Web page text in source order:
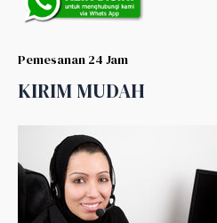
Pemesanan 24 Jam
KIRIM MUDAH